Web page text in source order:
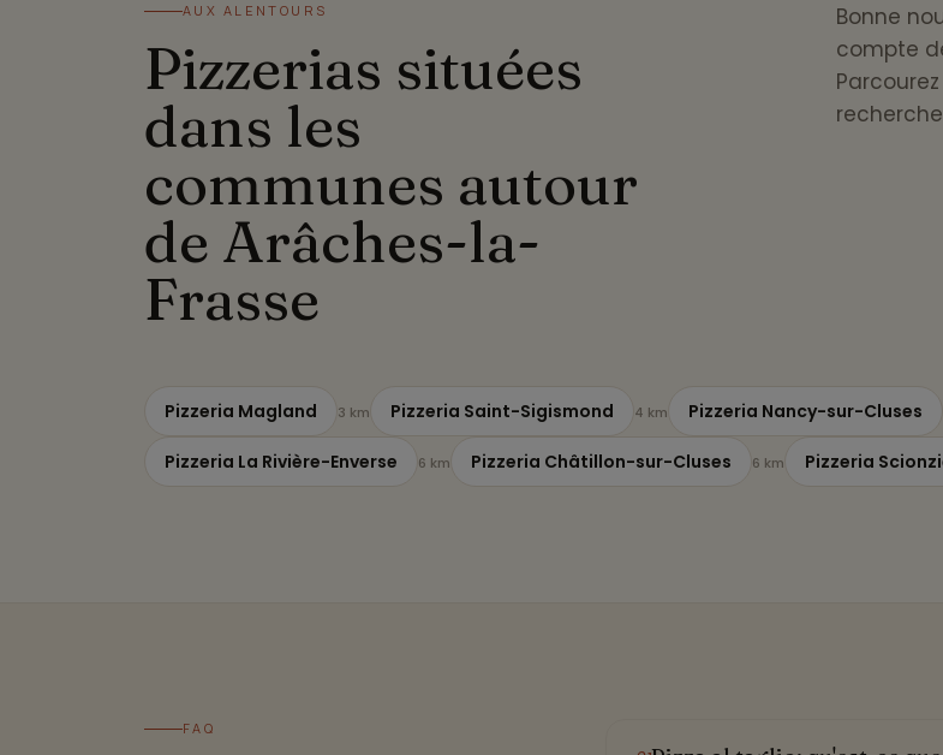
AUX ALENTOURS
Pizzerias situées
dans les
communes autour
de Arâches-la-
Frasse
Bonne
compte
Pizzeria Magland 3 km Pizzeria Saint-Sigismond 4 km Pizzeria Nancy-sur-Cluses
Pizzeria La Rivière-Enverse 6 km Pizzeria Châtillon-sur-Cluses 6 km Pizzeria
FAQ